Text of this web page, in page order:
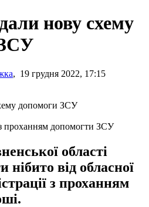
нову схему
, 19 грудня 2022, 17:15
проханням допомогти ЗСУ
області
від обласної
з проханням